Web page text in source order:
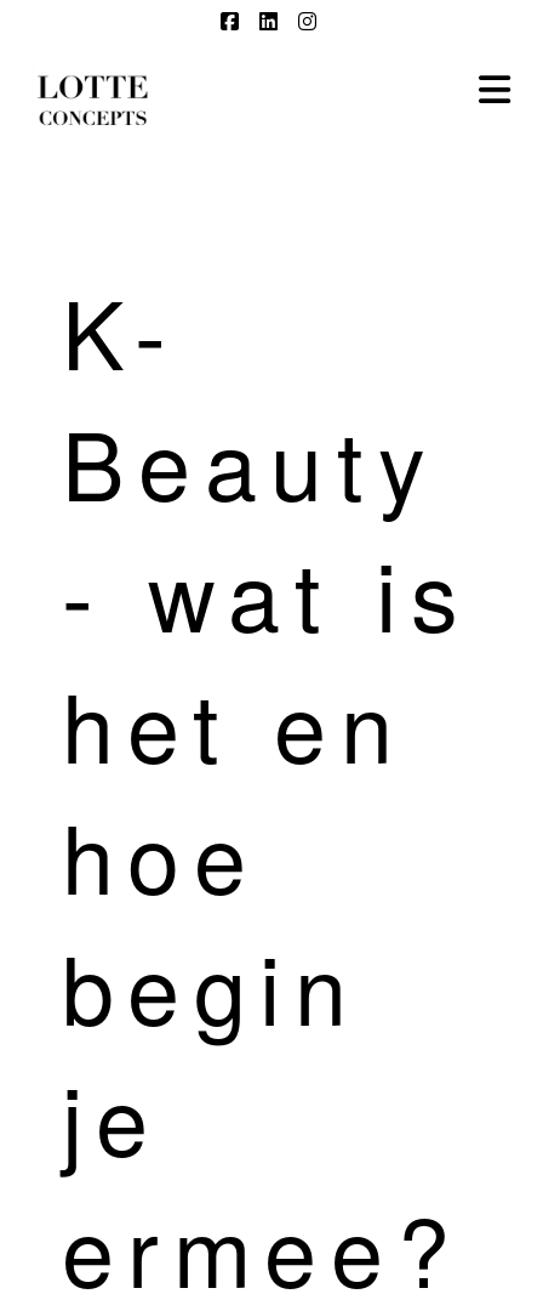
Facebook
LinkedInInstagram
K-
Beauty
- wat is
het en
hoe
begin
je
ermee?